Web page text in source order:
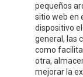
pequeños
sitio web en
dispositivo
general, las
como
otra,
mejorar la